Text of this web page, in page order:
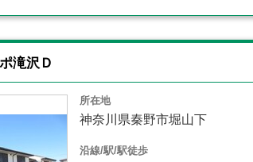
滝沢Ｄ
所在地
神奈川県秦野市堀山下
沿線/駅/駅徒歩